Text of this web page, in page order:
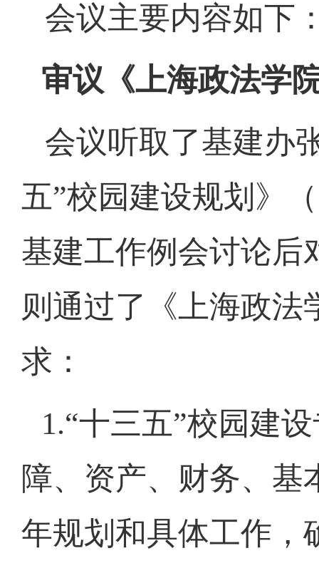
会议主要内容如下
审议《上海政法学
会议听取了基建办
五”校园建设规划》
基建工作例会讨论后
则通过了《上海政法
求：
1.“十三五”校园建
障、资产、财务、基
年规划和具体工作，